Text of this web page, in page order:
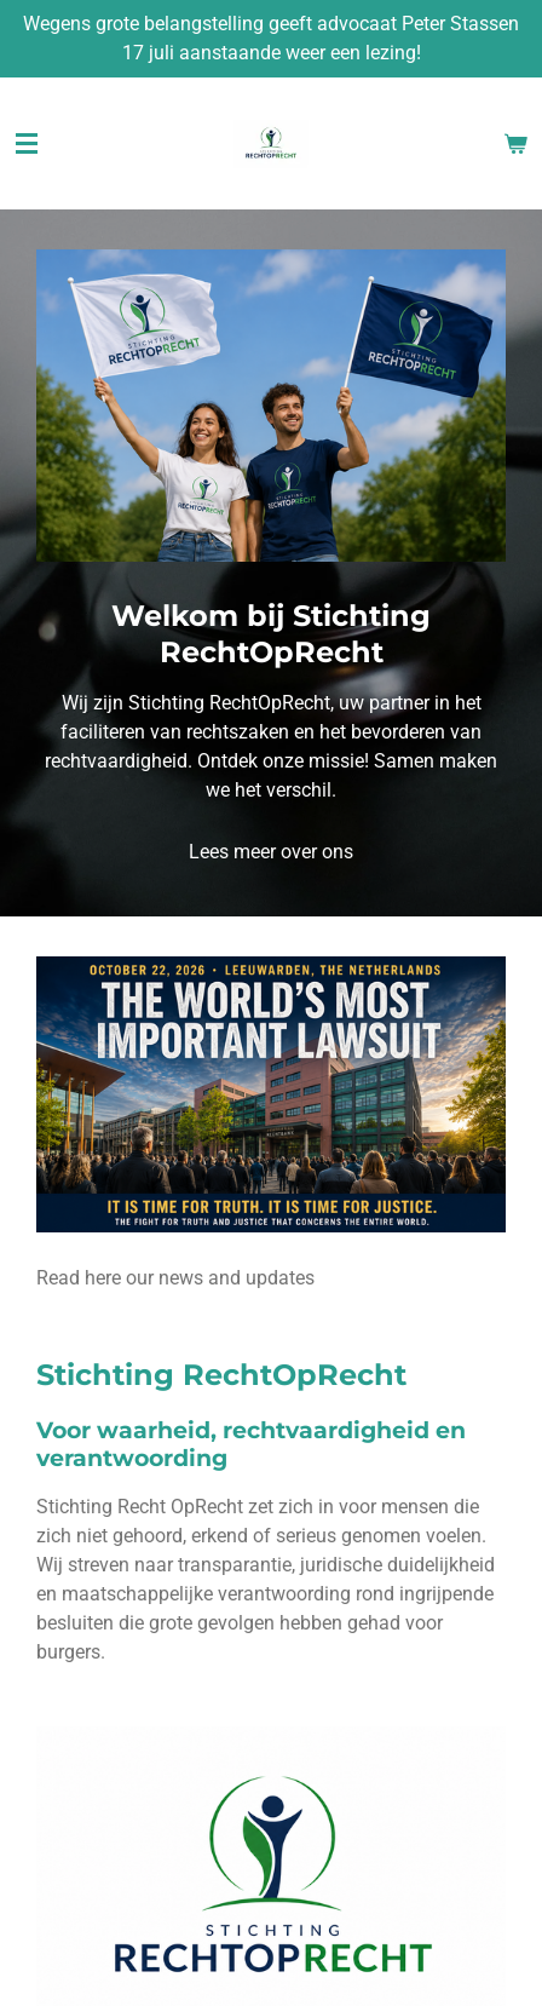
Ga
naar
hoofdinhoud
Wegens grote belangstelling geeft advocaat Peter Stassen
17 juli aanstaande weer een lezing!
Welkom bij Stichting
RechtOpRecht
Wij zijn Stichting RechtOpRecht, uw partner in het
faciliteren van rechtszaken en het bevorderen van
rechtvaardigheid. Ontdek onze missie! Samen maken
we het verschil.
Lees meer over ons
Read here our news and updates
Stichting RechtOpRecht
Voor waarheid, rechtvaardigheid en
verantwoording
Stichting Recht OpRecht zet zich in voor mensen die
zich niet gehoord, erkend of serieus genomen voelen.
Wij streven naar transparantie, juridische duidelijkheid
en maatschappelijke verantwoording rond ingrijpende
besluiten die grote gevolgen hebben gehad voor
burgers.